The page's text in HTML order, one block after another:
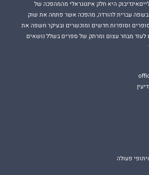
היא חלק אינטגראלי מהמהפכה של
בשפה עברית להורדה, מהפכה אשר פתחה את שוק
וסופרות חדשים ומוכשרים ובעיקר חשפה את
לעוד מבחר עצום ומרתק של ספרים בשלל נושאים
פעולה